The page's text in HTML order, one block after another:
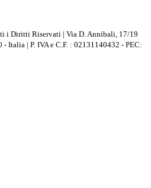
i Diritti Riservati | Via D. Annibali, 17/19
Italia | P. IVA e C.F. : 02131140432 - PEC: